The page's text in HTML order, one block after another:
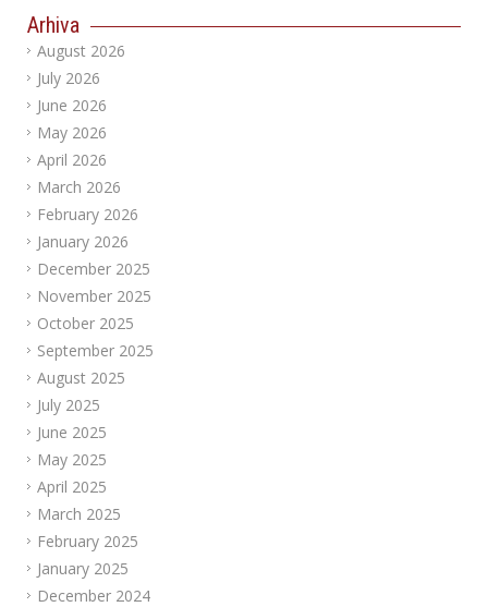
Arhiva
August 2026
July 2026
June 2026
May 2026
April 2026
March 2026
February 2026
January 2026
December 2025
November 2025
October 2025
September 2025
August 2025
July 2025
June 2025
May 2025
April 2025
March 2025
February 2025
January 2025
December 2024